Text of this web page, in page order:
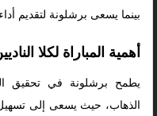
بينما يسعى برشلونة لتقديم
أهمية المباراة لكلا
يطمح برشلونة في تحقيق
الذهاب، حيث يسعى إلى تسهيل